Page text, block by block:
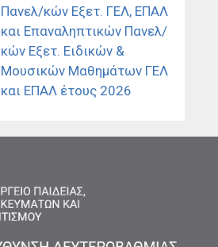
Πανελ/κών Εξετ. ΓΕΛ, ΕΠΑΛ
και Επαναληπτικών Πανελ/
κών Εξετ. Ειδικών &
Μουσικών Μαθημάτων ΓΕΛ
και ΕΠΑΛ έτους 2026